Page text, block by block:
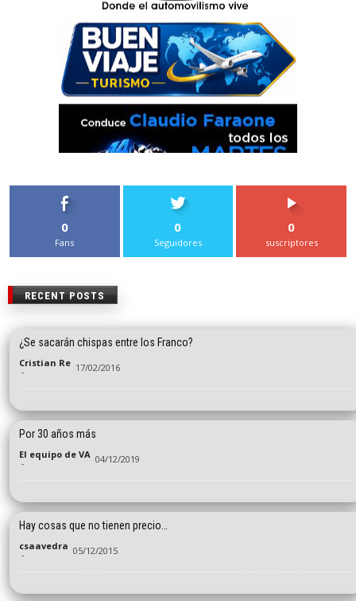
0
Fans
0
Seguidores
0
suscriptores
RECENT POSTS
¿Se sacarán chispas entre los Franco?
Cristian Re
- 17/02/2016
Por 30 años más
El equipo de VA
- 04/12/2019
Hay cosas que no tienen precio…
csaavedra
- 05/12/2015